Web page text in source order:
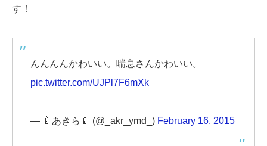
す！
んんんんかわいい。喘息さんかわいい。
pic.twitter.com/UJPl7F6mXk
— 🍼あきら🍼 (@_akr_ymd_) February 16, 2015